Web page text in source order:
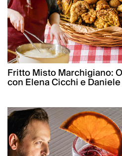
Fritto Misto Marchigiano:
con Elena Cicchi e